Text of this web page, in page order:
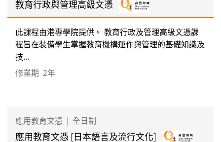
教育行政與管理高級文憑
此課程由港專學院提供。 教育行政及管理高級文憑課
程旨在裝備學生掌握教育機構運作與管理的基礎知識及
技...
修業期 2年
應用教育文憑 | 全日制
應用教育文憑 [日本語言及流行文化]